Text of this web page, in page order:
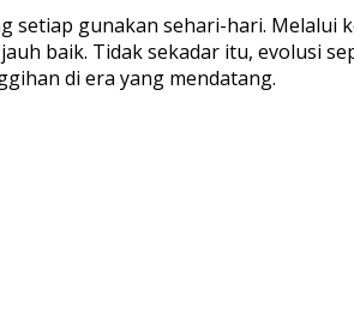
setiap gunakan sehari-hari. Melalui
baik. Tidak sekadar itu, evolusi
di era yang mendatang.